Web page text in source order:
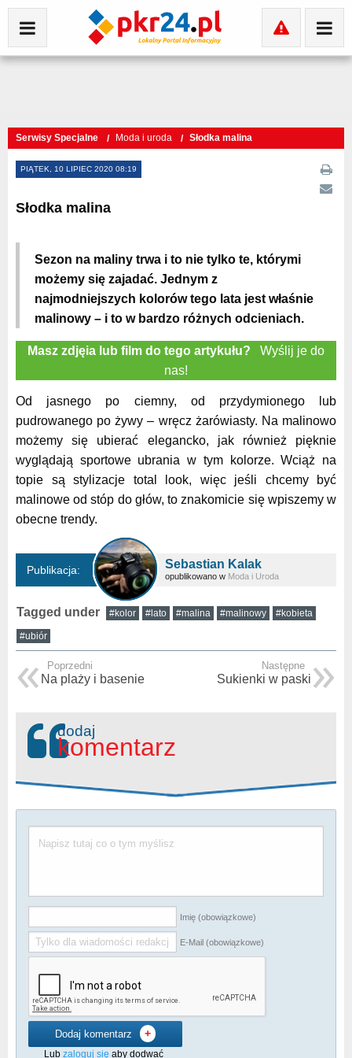
Serwisy Specjalne Moda i uroda Słodka malina
PIĄTEK, 10 LIPIEC 2020 08:19
Słodka malina
Sezon na maliny trwa i to nie tylko te, którymi
możemy się zajadać. Jednym z
najmodniejszych kolorów tego lata jest właśnie
malinowy – i to w bardzo różnych odcieniach.
Masz zdjęia lub film do tego artykułu? Wyślij je do
nas!
Od jasnego po ciemny, od przydymionego lub
pudrowanego po żywy – wręcz żarówiasty. Na malinowo
możemy się ubierać elegancko, jak również pięknie
wyglądają sportowe ubrania w tym kolorze. Wciąż na
topie są stylizacje total look, więc jeśli chcemy być
malinowe od stóp do głów, to znakomicie się wpiszemy w
obecne trendy.
Publikacja: Sebastian Kalak
opublikowano w Moda i Uroda
Tagged under #kolor #lato #malina #malinowy #kobieta
#ubiór
Poprzedni
Na plaży i basenie
Następne
Sukienki w paski
dodaj
komentarz
Imię (obowiązkowe)
E-Mail (obowiązkowe)
Dodaj komentarz +
Lub zaloguj się aby dodwać